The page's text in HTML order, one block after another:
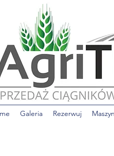
Galeria Rezerwuj